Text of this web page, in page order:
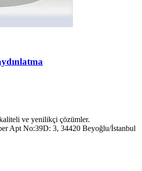
ve yenilikçi çözümler.
Apt No:39D: 3, 34420 Beyoğlu/İstanbul